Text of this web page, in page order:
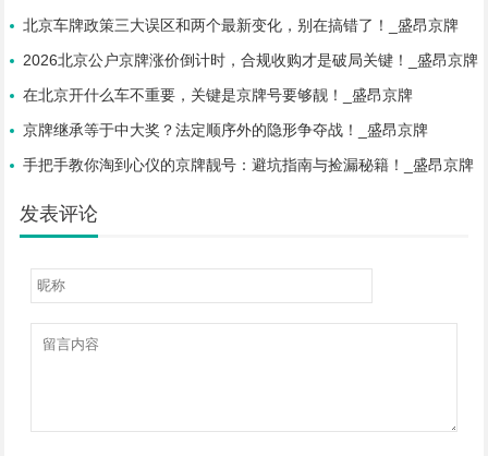
北京车牌政策三大误区和两个最新变化，别在搞错了！_盛昂京牌
2026北京公户京牌涨价倒计时，合规收购才是破局关键！_盛昂京牌
在北京开什么车不重要，关键是京牌号要够靓！_盛昂京牌
京牌继承等于中大奖？法定顺序外的隐形争夺战！_盛昂京牌
手把手教你淘到心仪的京牌靓号：避坑指南与捡漏秘籍！_盛昂京牌
发表评论